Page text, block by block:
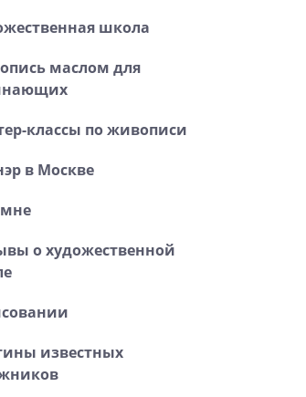
школа
маслом для
классы по живописи
в Москве
о художественной
известных